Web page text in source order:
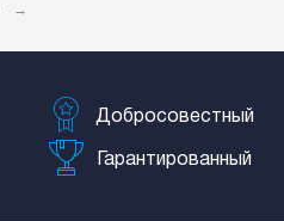
→
Добросовестный
Гарантированный